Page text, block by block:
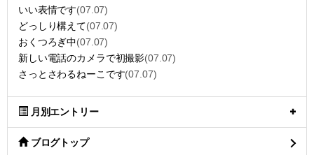
いい表情です(07.07)
どっしり構えて(07.07)
おくつろぎ中(07.07)
新しい電話のカメラで初撮影(07.07)
さっとさわるねーこです(07.07)
月別エントリー
ブログトップ